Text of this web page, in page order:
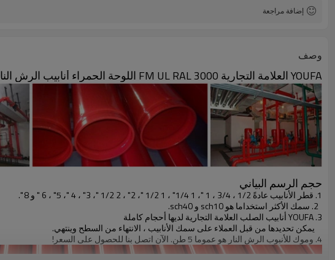
حامي نهاية
إضافة مراجعة
وصف
YOUFA العلامة التجارية FM UL RAL 3000 اللوحة الحمراء أنابيب الرش النار
حجم الرسم البياني
1. قطر الأنابيب عادةً 1/2 ، 3/4 ، 1 "، 1 1/4" ، 1 1/2 "، 2" ، 2 1/2 "، 3" ، 4 "، 5" ، 6 " و 8 ".
3. YOUFA أنابيب الصلب العلامة التجارية لديها أحجام كاملة
يمكن تحديدها من قبل العملاء على سمك الأنابيب ، الانتهاء من السطح وينتهي.
4. وموك للأنبوب الرش النار هو عموما 5 طن. الآن اتصل بنا للحصول على السعر!